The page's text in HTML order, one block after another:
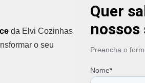
da Elvi Cozinhas
o seu
Quer
nossos
Preencha o
Nome*